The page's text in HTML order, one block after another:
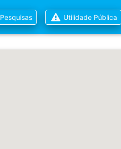
Pesquisas Utilidade Pública